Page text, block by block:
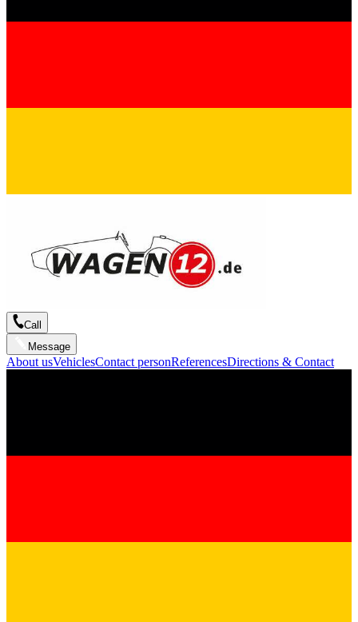
Call
Message
About usVehiclesContact personReferencesDirections & Contact